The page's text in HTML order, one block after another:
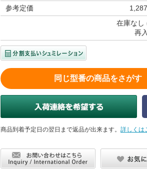
参考定価
在庫なし
再
同じ型番の商品をさがす
商品到着予定日の翌日まで返品が出来ます。 詳しくは